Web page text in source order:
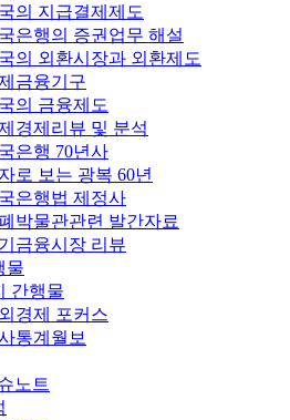
의 지급결제제도
은행의 증권업무 해설
의 외환시장과 외환제도
금융기구
의 금융제도
경제리뷰 및 분석
은행 70년사
로 보는 광복 60년
은행법 제정사
박물관관련 발간자료
금융시장 리뷰
물
간행물
경제 포커스
통계월보
노트